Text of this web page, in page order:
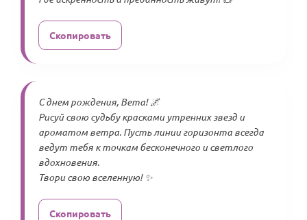
Скопировать
С днем рождения, Вета! 🌌
Рисуй свою судьбу красками утренних звезд и
ароматом ветра. Пусть линии горизонта всегда
ведут тебя к точкам бесконечного и светлого
вдохновения.
Твори свою вселенную! ✨
Скопировать